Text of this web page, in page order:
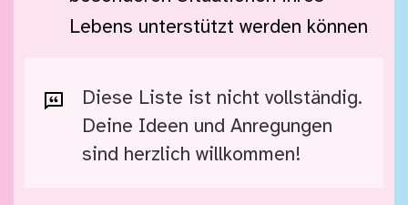
Lebens unterstützt werden können
Diese Liste ist nicht vollständig.
Deine Ideen und Anregungen
sind herzlich willkommen!